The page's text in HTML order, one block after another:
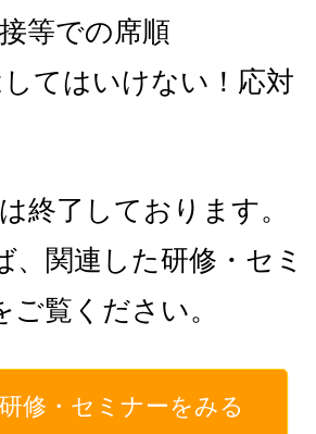
等での席順
てはいけない！応対
終了しております。
、関連した研修・セミ
ご覧ください。
修・セミナーをみる